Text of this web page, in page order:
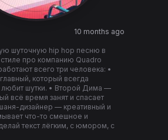
10 months ago
шуточную hip hop песню в
про компанию Quadro
всего три человека: •
который всегда
любит шутки. • Второй Дима —
всё время занят и спасает
дизайнер — креативный и
что-то смешное и
текст лёгким, с юмором, с